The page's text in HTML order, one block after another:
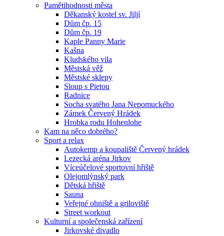
Pamětihodnosti města
Děkanský kostel sv. Jiljí
Dům čp. 15
Dům čp. 19
Kaple Panny Marie
Kašna
Kludského vila
Městská věž
Městské sklepy
Sloup s Pietou
Radnice
Socha svatého Jana Nepomuckého
Zámek Červený Hrádek
Hrobka rodu Hohenlohe
Kam na něco dobrého?
Sport a relax
Autokemp a koupaliště Červený hrádek
Lezecká aréna Jirkov
Víceúčelové sportovní hřiště
Olejomlýnský park
Dětská hřiště
Sauna
Veřejné ohniště a griloviště
Street workout
Kulturní a společenská zařízení
Jirkovské divadlo